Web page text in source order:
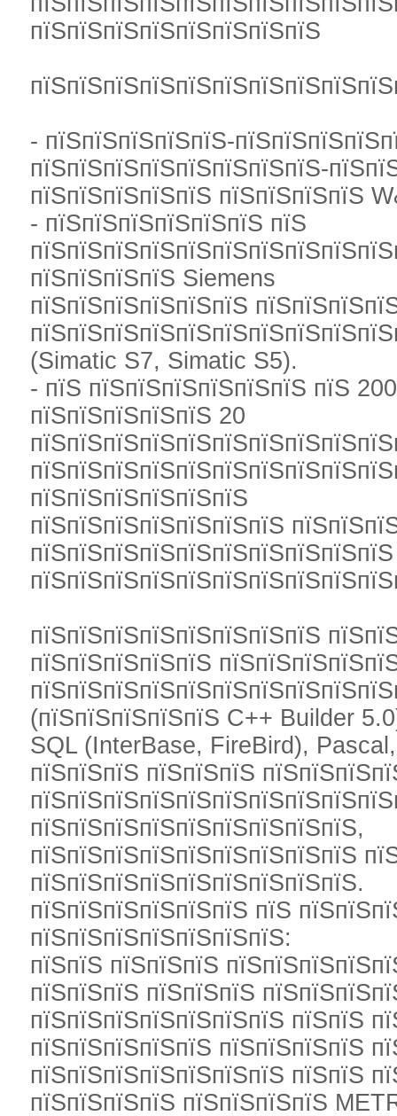
пїЅпїЅпїЅпїЅпїЅпїЅпїЅпїЅ
- пїЅпїЅпїЅпїЅпїЅ-
пїЅпїЅпїЅпїЅпїЅпїЅпїЅпїЅ-
пїЅпїЅпїЅпїЅпїЅ пїЅпїЅпїЅпїЅ
- пїЅпїЅпїЅпїЅпїЅпїЅ пїЅ
пїЅпїЅпїЅпїЅ Siemens
пїЅпїЅпїЅпїЅпїЅпїЅ
(Simatic S7, Simatic S5).
- пїЅ пїЅпїЅпїЅпїЅпїЅпїЅ пїЅ
пїЅпїЅпїЅпїЅпїЅ 20
пїЅпїЅпїЅпїЅпїЅпїЅ
пїЅпїЅпїЅпїЅпїЅпїЅпїЅ
пїЅпїЅпїЅпїЅпїЅпїЅпїЅпїЅ
пїЅпїЅпїЅпїЅпїЅ
(пїЅпїЅпїЅпїЅпїЅ C++ Builder
SQL (InterBase, FireBird),
пїЅпїЅпїЅ пїЅпїЅпїЅ
пїЅпїЅпїЅпїЅпїЅпїЅпїЅпїЅпїЅ,
пїЅпїЅпїЅпїЅпїЅпїЅпїЅпїЅпїЅ
пїЅпїЅпїЅпїЅпїЅпїЅпїЅпїЅпїЅ.
пїЅпїЅпїЅпїЅпїЅпїЅ пїЅ
пїЅпїЅпїЅпїЅпїЅпїЅпїЅ:
пїЅпїЅ пїЅпїЅпїЅ
пїЅпїЅпїЅ пїЅпїЅпїЅ
пїЅпїЅпїЅпїЅпїЅпїЅпїЅ пїЅпїЅ
пїЅпїЅпїЅпїЅпїЅ пїЅпїЅпїЅпїЅ
пїЅпїЅпїЅпїЅпїЅпїЅпїЅ пїЅпїЅ
пїЅпїЅпїЅпїЅ пїЅпїЅпїЅпїЅ